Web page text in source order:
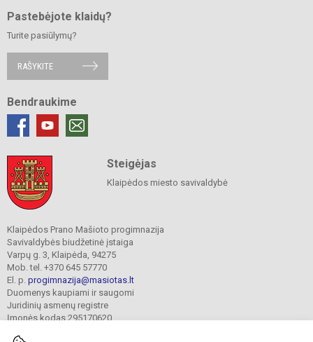
Pastebėjote klaidų?
Turite pasiūlymų?
RAŠYKITE
Bendraukime
Steigėjas
Klaipėdos miesto savivaldybė
Klaipėdos Prano Mašioto progimnazija
Savivaldybės biudžetinė įstaiga
Varpų g. 3, Klaipėda, 94275
Mob. tel. +370 645 57770
El. p. progimnazija@masiotas.lt
Duomenys kaupiami ir saugomi
Juridinių asmenų registre
Įmonės kodas 295170620